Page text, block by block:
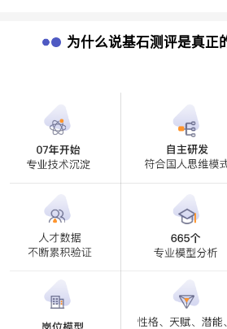
为什么说基石测评是真正